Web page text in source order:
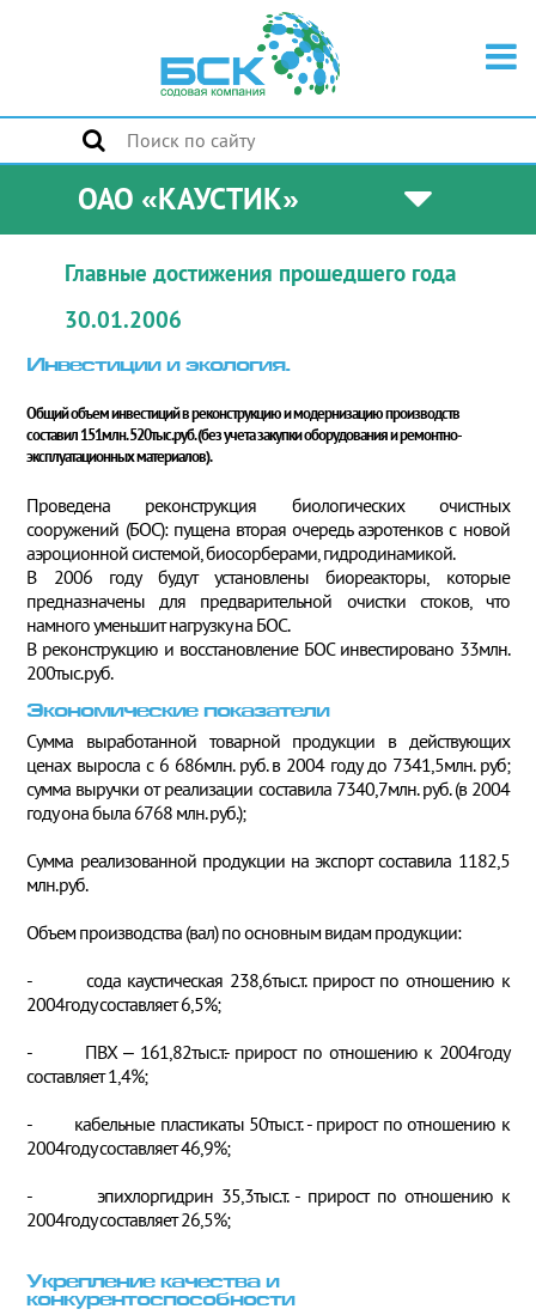
ОАО «КАУСТИК»
Главные достижения прошедшего года
30.01.2006
Инвестиции и экология.
Общий объем инвестиций в реконструкцию и модернизацию производств
составил 151млн. 520тыс.руб. (без учета закупки оборудования и ремонтно-
эксплуатационных материалов).
Проведена реконструкция биологических очистных
сооружений (БОС): пущена вторая очередь аэротенков с новой
аэроционной системой, биосорберами, гидродинамикой.
В 2006 году будут установлены биореакторы, которые
предназначены для предварительной очистки стоков, что
намного уменьшит нагрузку на БОС.
В реконструкцию и восстановление БОС инвестировано 33млн.
200тыс.руб.
Экономические показатели
Сумма выработанной товарной продукции в действующих
ценах выросла с 6 686млн. руб. в 2004 году до 7341,5млн. руб;
сумма выручки от реализации составила 7340,7млн. руб. (в 2004
году она была 6768 млн. руб.);
Сумма реализованной продукции на экспорт составила 1182,5
млн.руб.
Объем производства (вал) по основным видам продукции:
- сода каустическая 238,6тыс.т. прирост по отношению к
2004году составляет 6,5%;
- ПВХ – 161,82тыс.т.- прирост по отношению к 2004году
составляет 1,4%;
- кабельные пластикаты 50тыс.т. - прирост по отношению к
2004году составляет 46,9%;
- эпихлоргидрин 35,3тыс.т. - прирост по отношению к
2004году составляет 26,5%;
Укрепление качества и
конкурентоспособности